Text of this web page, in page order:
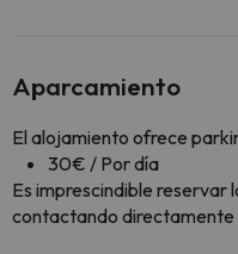
Aparcamiento
El alojamiento ofrece
30€ / Por día
Es imprescindible reservar
contactando directamente